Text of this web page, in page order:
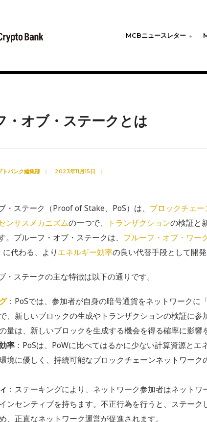
MCBニュースレター
・オブ・ステークとは
トバンク編集部 | 2023年11月15日 |
・ステーク（Proof of Stake、PoS）は、 ブロックチェー
ンサスメカニズムの一つで、 トランザクションの検証と
。プルーフ・オブ・ステークは、 プルーフ・オブ・ワー
代わる、より エネルギー効率の良い代替手段として開発
・ステークの主な特徴は以下の通りです。
：PoSでは、参加者が自身の暗号通貨をネットワークに
、新しいブロックの生成やトランザクションの検証に参
量は、新しいブロックを生成する機会を得る確率に影響
率 ：PoSは、PoWに比べてはるかに少ない計算資源とエ
境に優しく、持続可能なブロックチェーンネットワーク
：ステーキングにより、ネットワーク参加者はネットワ
ンセンティブを持ちます。不正行為を行うと、ステーク
、正直なネットワーク運営が促進されます。